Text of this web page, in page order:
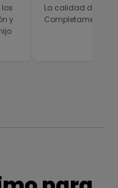
y
La calidad del
Completamente